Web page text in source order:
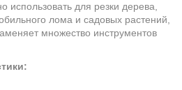
использовать для резки дерева,
лома и садовых растений,
множество инструментов